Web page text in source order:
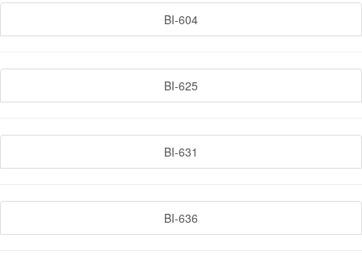
BI-604
BI-625
BI-631
BI-636